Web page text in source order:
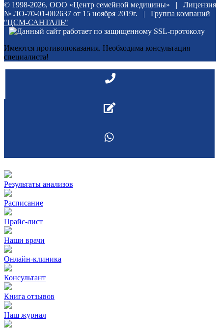
© 1998-2026, ООО «Центр семейной медицины» | Лицензия
№ ЛО-70-01-002637 от 15 ноября 2019г. | Группа компаний
"ЦСМ-САНТАЛЬ"
Имеются противопоказания. Необходима консультация
специалиста!
Результаты анализов
Расписание
Прайс-лист
Наши врачи
Онлайн-клиника
Консультант
Книга отзывов
Наш журнал